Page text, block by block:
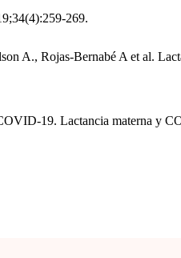
269.
A., Rojas-Bernabé A et al.
19. Lactancia materna y